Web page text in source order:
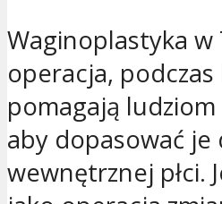
Waginoplastyka
operacja,
pomagają ludziom
aby dopasować je
wewnętrznej płci.